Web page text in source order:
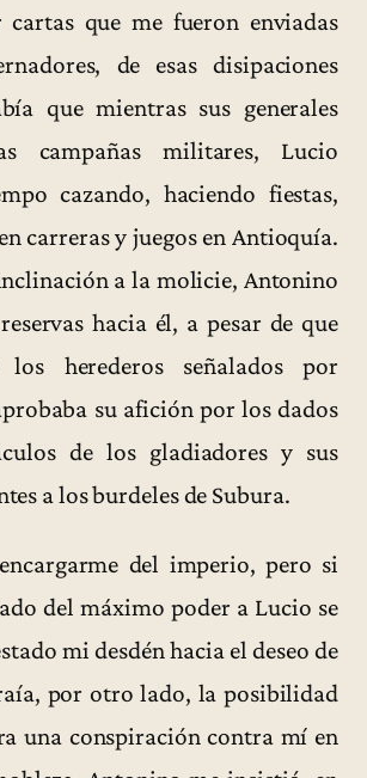
cartas que me fueron enviadas
de esas disipaciones
que mientras sus generales
campañas militares, Lucio
cazando, haciendo fiestas,
carreras y juegos en Antioquía.
a la molicie, Antonino
hacia él, a pesar de que
herederos señalados por
su afición por los dados
de los gladiadores y sus
a los burdeles de Subura.
del imperio, pero si
del máximo poder a Lucio se
mi desdén hacia el deseo de
por otro lado, la posibilidad
una conspiración contra mí en